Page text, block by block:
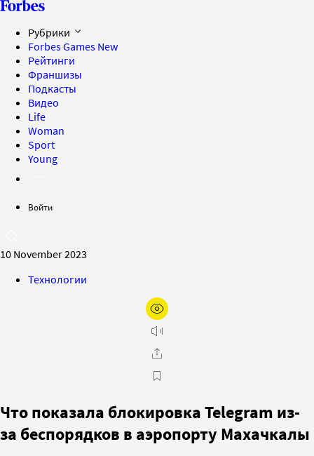
Рубрики
Forbes Games New
Рейтинги
Франшизы
Подкасты
Видео
Life
Woman
Sport
Young
Войти
10 November 2023
Технологии
Что показала блокировка Telegram из-
за беспорядков в аэропорту Махачкалы